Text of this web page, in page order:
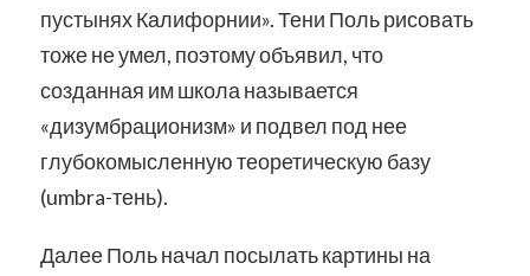
пустынях Калифорнии». Тени Поль рисовать
тоже не умел, поэтому объявил, что
созданная им школа называется
«дизумбрационизм» и подвел под нее
глубокомысленную теоретическую базу
(umbra-тень).
Далее Поль начал посылать картины на